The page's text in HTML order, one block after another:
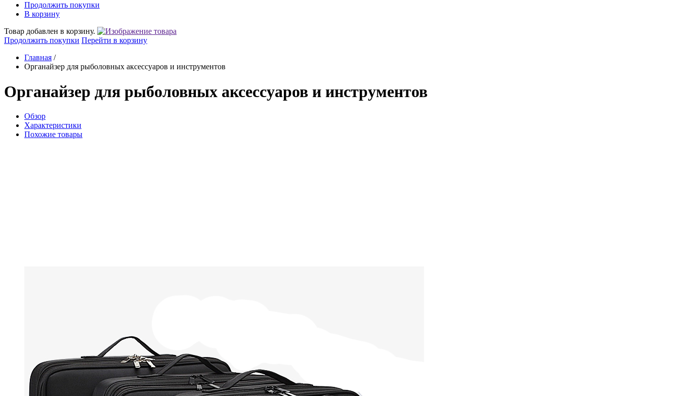
Продолжить покупки
В корзину
Товар добавлен в корзину.
Продолжить покупки Перейти в корзину
Главная /
Органайзер для рыболовных аксессуаров и инструментов
Органайзер для рыболовных аксессуаров и инструментов
Обзор
Характеристики
Похожие товары